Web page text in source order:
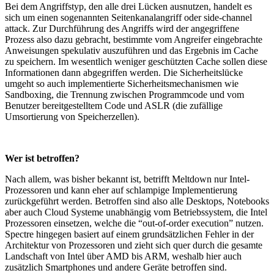
Bei dem Angriffstyp, den alle drei Lücken ausnutzen, handelt es
sich um einen sogenannten Seitenkanalangriff oder side-channel
attack. Zur Durchführung des Angriffs wird der angegriffene
Prozess also dazu gebracht, bestimmte vom Angreifer eingebrachte
Anweisungen spekulativ auszuführen und das Ergebnis im Cache
zu speichern. Im wesentlich weniger geschützten Cache sollen diese
Informationen dann abgegriffen werden. Die Sicherheitslücke
umgeht so auch implementierte Sicherheitsmechanismen wie
Sandboxing, die Trennung zwischen Programmcode und vom
Benutzer bereitgestelltem Code und ASLR (die zufällige
Umsortierung von Speicherzellen).
Wer ist betroffen?
Nach allem, was bisher bekannt ist, betrifft Meltdown nur Intel-
Prozessoren und kann eher auf schlampige Implementierung
zurückgeführt werden. Betroffen sind also alle Desktops, Notebooks
aber auch Cloud Systeme unabhängig vom Betriebssystem, die Intel
Prozessoren einsetzen, welche die “out-of-order execution” nutzen.
Spectre hingegen basiert auf einem grundsätzlichen Fehler in der
Architektur von Prozessoren und zieht sich quer durch die gesamte
Landschaft von Intel über AMD bis ARM, weshalb hier auch
zusätzlich Smartphones und andere Geräte betroffen sind.